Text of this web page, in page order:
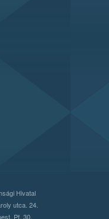
Hivatal
utca. 24.
Pf. 30.